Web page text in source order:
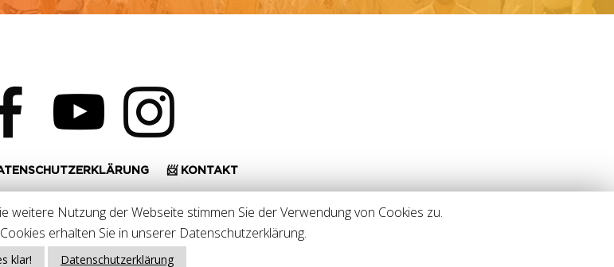
youtube instagram
📨 KONTAKT
weitere Nutzung der Webseite stimmen Sie der Verwendung von Cookies zu.
erhalten Sie in unserer Datenschutzerklärung.
klar! Datenschutzerklärung